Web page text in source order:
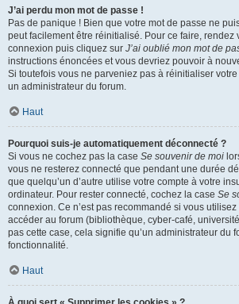
J’ai perdu mon mot de passe !
Pas de panique ! Bien que votre mot de passe ne
peut facilement être réinitialisé. Pour ce faire, rendez
connexion puis cliquez sur J’ai oublié mon mot de
instructions énoncées et vous devriez pouvoir à
Si toutefois vous ne parveniez pas à réinitialiser
un administrateur du forum.
Haut
Pourquoi suis-je automatiquement déconnecté ?
Si vous ne cochez pas la case Se souvenir de moi
vous ne resterez connecté que pendant une durée
que quelqu’un d’autre utilise votre compte à votre
ordinateur. Pour rester connecté, cochez la case Se
connexion. Ce n’est pas recommandé si vous
accéder au forum (bibliothèque, cyber-café,
pas cette case, cela signifie qu’un administrateur du
fonctionnalité.
Haut